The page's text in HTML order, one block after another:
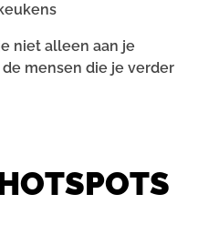
niet alleen aan je
mensen die je verder